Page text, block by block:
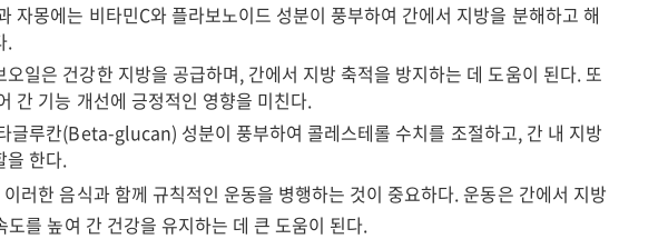
자몽에는 비타민C와 플라보노이드 성분이 풍부하여 간에서 지방을 분해하고 해
.
오일은 건강한 지방을 공급하며, 간에서 지방 축적을 방지하는 데 도움이 된다. 또
간 기능 개선에 긍정적인 영향을 미친다.
글루칸(Beta-glucan) 성분이 풍부하여 콜레스테롤 수치를 조절하고, 간 내 지방
을 한다.
러한 음식과 함께 규칙적인 운동을 병행하는 것이 중요하다. 운동은 간에서 지방
도를 높여 간 건강을 유지하는 데 큰 도움이 된다.